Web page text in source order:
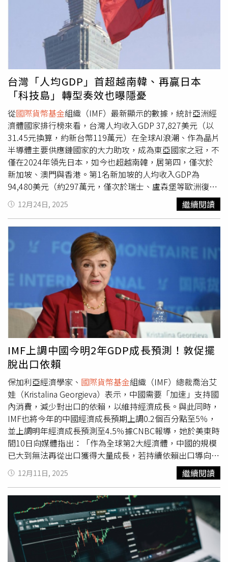
這是1場政治資本與財政謹慎的豪賭，如果政策最終失敗，
高市將無人可以甩鍋。
潮所驅動。」日本在全球製造業與資本財領域的高度曝險，
使其成為人工智慧建設浪潮的主要受益者。但安格里克指
出，這種連動也使市場對全球科技熱情降溫或匯率變動格外
敏感，而匯率其實在這波行情中發揮了相當關鍵的作用。近
月來，這種敏感性更加明顯。對人工智慧泡沫的憂慮已導致
市場波動，包括日本股市在內。上週，在人工智慧公司
「Anthropic」推出新1代人工智慧工具、可處理許多軟體公
司核心服務所涵蓋的複雜專業工作流程後，軟體類股出現拋
售。安格里克補充，另1項使當前估值顯得脆弱的因素是日
圓。過去1年日圓大幅走弱，對日本股市通常有利，因為市
場中相當比例為依賴出口的製造商。他認為，日圓貶值可推
升企業盈餘並提高股價估值，但這種效果可能隨時間減弱，
「日圓的交易水準與基本面相距甚遠，本質上是過度疲弱，
屬於不合理的貶值。」根據倫敦證券交易所集團（LSEG）
數據，過去6個月日圓兌美元已貶值約3.67%。日本方面已
暗示，若日圓持續下滑可能進行干預。日本財務大臣片山皋
月甚至已就日圓「單邊貶值」問題向美國財政部長貝森特
（Scott Bessent）表達關切。位於英國蘇格蘭的安本資產
管理（Aberdeen Asset Management）預期，隨著通膨降
溫幅度可能高於目前預期，實質利率逐步上升，日圓將升
值。安格里克亦預期日圓將走強，「市場預期中期內日圓應
會升值，屆時股市估值將略為回落。」他也警告，匯率正常
化可能「大幅削弱目前的股市水準。」然而，這並不意味日
本股市的榮景毫無持續力。專家指出，近年來的結構性改
革，特別是在公司治理、資本效率與股東回報方面，已提供
持久的成長基礎。企業加大股票回購、解除交叉持股，並更
積極提升股東權益報酬率（ROE），這一轉變亦受到東京證
券交易所鼓勵。部分資產管理機構認為，只要市場預期得以
實現，日本企業基本面仍大致具支撐力。瑞士聯合私人銀行
（Union Bancaire Privée）投資組合經理祖海爾（Zuhair
Khan）表示，若強而穩定的政府能為市場帶來信心，這波
漲勢在一定程度上是「真實的」。但他警告，價格已反映尚
未落實的進展，「市場已提前反映某些尚未發生的事」，包
括資產出售、股票回購與利潤率提升的預期，這使市場幾乎
沒有失望空間，「若改善步伐放緩，仍存在下行風險。」
對外發布前，先透過內部簡報向相關官員揭露。報導補充，
中國已連續3年設定並實現「約5%」的年度GDP成長目標。
2023年的成長率為5.2%，而過去2年則均為5%。1名參與
相關討論的知情人士指出，若將成長目標設定在4.5%至5%
的區間內，等同為經濟成長設下1道「底線」，這對於中國
實現長期發展目標而言至關重要，同時也能在充滿不確定性
的1年中，為北京保留政策彈性，包括美國關稅政策的走
向，以及國內疲弱的房地產市場。這樣的調整，也與官方對
於實現2035年重要發展指標所需GDP成長率的預測相符，
其中包括在2035年前成為「中度發達國家」，也就是將
2020年的人均GDP水準翻倍。儘管中國去年憑藉強勁的出
口引擎達成年度GDP成長目標，但經濟在年底明顯降溫，
GDP年增率自第1季的5.4%放緩至第4季的4.5%。1名消息
人士表示，根據其與1名負責促進消費的政府官員的對話，
中國今年預計將更好地協調政策，以降低多重政策目標之間
的摩擦，「例如，一方面鼓勵消費支出，另一方面卻禁止幹
部外出用餐，這怎麼說得通？」該名人士轉述該名官員的說
法指出，該官員坦言，是否應該禁止或鼓勵幹部外出用餐，
並不在他的職權範圍之內。在20日於北京的中共中央黨校向
省級領導人與部長發表談話時，中國國家主席習近平曾呼籲
地方官員全面貫徹中央政府的政策戰略。不過，他同時警
告，政策制定不應採取「一刀切」的方式。這項訊息在明年
即將召開的黨代表大會前顯得格外迫切，因為該次大會將涉
及廣泛的政治變動，包括高層幹部的升遷與調整。其中1名
知情人士表示，中央政府今年也預期將加大力度應對通縮壓
力，決策層普遍認同「通縮是經濟成長的癌症」。該名人士
補充，中國今年預計將把消費者物價成長的預期設定在不高
於2%，與去年持平，但相較於2025年實際錄得的零通膨水
準，這將是1項明顯躍升。隨著中國人口在未來10年預期將
持續減少，1份官方出版物指出，若要實現相關發展目標，
平均每年經濟成長率需達到4.17%。中國共產黨中央委員會
去年10月公布的下1個5年規劃提案文件，並未具體列出
2026年至2030年間的年均GDP成長目標，而是強調應「將
經濟成長維持在合理區間。」隨後在11月發布的1份研究指
南中，黨內權威機構對該提案作出更為詳細的解讀，並揭露
其內部計算結果：達成2035年人均GDP目標所需的最低年
均成長率為4.17%，而2035年的人均GDP目標為2萬美元。
根據國際貨幣基金組織（IMF）的估算，中國2025年的人均
GDP約為13,800美元。
台灣「人均GDP」首超越南韓、再贏日本
「科技島」轉型奏效也曝隱憂
從國際貨幣基金組織（IMF）最新顯示的數據，統計亞洲經
濟體國家排行榜來看，台灣人均收入GDP 37,827美元（以
31.45元換算，約新台幣119萬元）在全球AI浪潮、作為晶片
半導體主要供應鏈國家的大力助攻，成為東亞國家之冠，不
僅在2024年領先日本，如今也超越南韓，居第四，僅次於
新加坡、澳門與香港。第1名新加坡的人均收入GDP為
94,480美元（約297萬元，僅次於瑞士、盧森堡等歐洲復
國），其他依序為澳門74,920美元（約236萬元，博弈、觀
光）、香港56,840美元（約179萬元，金融）、台灣37,827
美元、南韓35,960美元（約113萬元，汽車、造船）、日本
34,720美元（約109萬元）、汶萊3,3869美元（石油、天然
氣）、馬來西亞1.3900美元、中國1,3810美元、泰國7940
美元。第11名起則為蒙古、印尼、越南、菲律賓、柬埔寨、
寮國、東帝汶、緬甸、朝鮮。台灣人均GDP 在23年來首度
超越南韓，根據《新聞周刊》引用專家說法指出，歸功於
「科技島」轉型策略，從過去仰賴傳產出口經濟體升級到高
技術、高價值門檻電子等產業。不過，也有一項隱憂值得關
注，即是GDP指標無法真實呈現人民的生活成本與通貨膨
脹，當科技、金融等產業人均收入愈高，社會階層貧富差距
的拉大，對於廣大的服務業、製造業、傳產等上班族來說，
生活壓力愈顯有感的話，而是需更加注意的地方。
12月24日, 2025 繼續閱讀
IMF上調中國今明2年GDP成長預測！敦促擺
脫出口依賴
保加利亞經濟學家、 國際貨幣基金組織（IMF）總裁喬治艾
娃（Kristalina Georgieva）表示，中國需要「加速」支持國
內消費，減少對出口的依賴，以維持經濟成長。與此同時，
IMF也將今年的中國經濟成長預期上調0.2個百分點至5％，
並上調明年經濟成長預測至4.5％據CNBC報導，她於美東時
間10日向媒體指出：「作為全球第2大經濟體，中國的規模
已大到無法再從出口獲得大量成長，若持續依賴出口導向的
成長，不僅存在風險，也可能進一步加劇全球貿易緊張。」
她強調，中國必須加快推動已延續數十年的轉型，從出口導
向轉向內需驅動，這不僅「對中國有利，也對全球經濟有
利」，並指出此舉能避免其他國家採取措施「壓抑中國出
口」。她的表態正值中美貿易緊張升溫之際，而歐洲及墨西
哥等國對中國輸出的汽車與其他商品規模亦愈發警惕。中國
截至11月的年度貿易順差已創下逾1兆美元的新高。儘管如
此，中國的消費力道自疫情後依然疲弱，部分原因來自持續
12月11日, 2025 繼續閱讀